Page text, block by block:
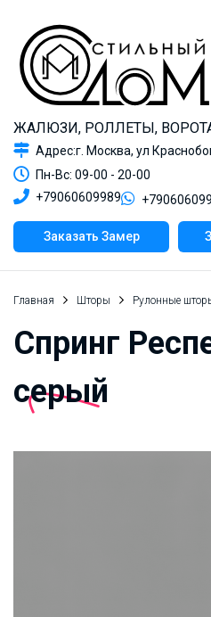
ЖАЛЮЗИ, РОЛЛЕТЫ,
Адрес:г. Москва, ул
Пн-Вс: 09-00 - 20-00
+79060609989
Заказать Замер
Главная Шторы Рулонные
Спринг
серый